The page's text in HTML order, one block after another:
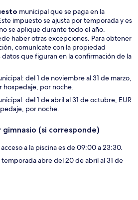
municipal que se paga en la
impuesto se ajusta por temporada y es
se aplique durante todo el año.
haber otras excepciones. Para obtener
comunícate con la propiedad
datos que figuran en la confirmación de la
del 1 de noviembre al 31 de marzo,
hospedaje, por noche.
del 1 de abril al 31 de octubre, EUR
por noche.
gimnasio (si corresponde)
a la piscina es de 09:00 a 23:30.
temporada abre del 20 de abril al 31 de